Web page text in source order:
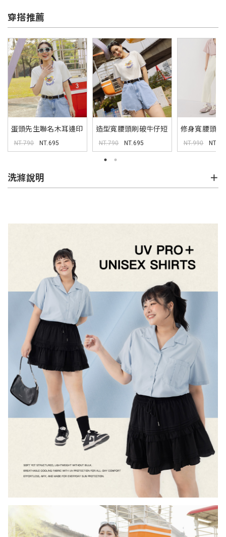
穿搭推薦
蛋頭先生聯名木耳邊印
花上衣
NT.790 NT.695
造型寬腰頭刷破牛仔短
褲
NT.790 NT.695
修身寬腰頭
長褲
NT.990 NT.1
洗滌說明